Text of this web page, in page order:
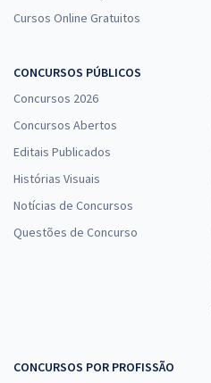
Cursos Online Gratuitos
CONCURSOS PÚBLICOS
Concursos 2026
Concursos Abertos
Editais Publicados
Histórias Visuais
Notícias de Concursos
Questões de Concurso
CONCURSOS POR PROFISSÃO